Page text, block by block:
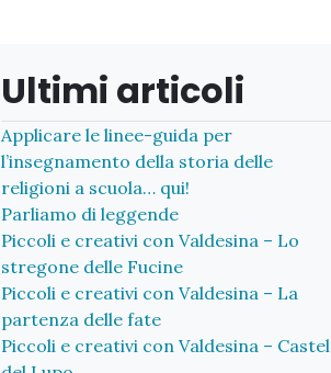
Ultimi articoli
Applicare le linee-guida per
l’insegnamento della storia delle
religioni a scuola… qui!
Parliamo di leggende
Piccoli e creativi con Valdesina – Lo
stregone delle Fucine
Piccoli e creativi con Valdesina – La
partenza delle fate
Piccoli e creativi con Valdesina – Castel